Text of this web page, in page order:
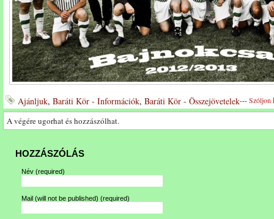
Ajánljuk, Baráti Kör - Információk, Baráti Kör - Összejövetelek---Szóljon
A végére ugorhat és hozzászólhat.
HOZZÁSZÓLÁS
Név (required)
Mail (will not be published) (required)